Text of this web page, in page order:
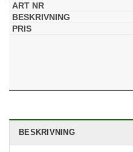
BESKRIVNING
Upplevelse
du nekar de
här kakorna